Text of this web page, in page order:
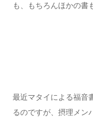
も、もちろんほかの書
最近マタイによる福音
るのですが、摂理メン